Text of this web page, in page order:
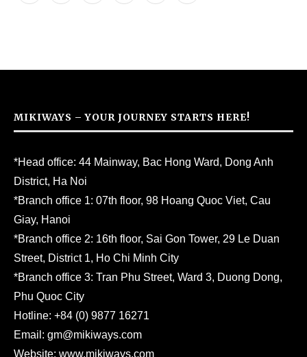
MIKIWAYS – YOUR JOURNEY STARTS HERE!
*Head office: 44 Mainway, Bac Hong Ward, Dong Anh
District, Ha Noi
*Branch office 1: 07th floor, 98 Hoang Quoc Viet, Cau
Giay, Hanoi
*Branch office 2: 16th floor, Sai Gon Tower, 29 Le Duan
Street, District 1, Ho Chi Minh City
*Branch office 3: Tran Phu Street, Ward 3, Duong Dong,
Phu Quoc City
Hotline: +84 (0) 9877 16271
Email: gm@mikiways.com
Website: www.mikiways.com